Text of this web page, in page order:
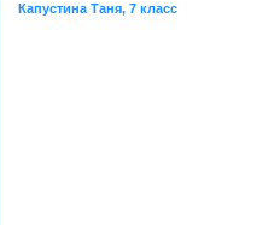
Капустина Таня, 7 класс